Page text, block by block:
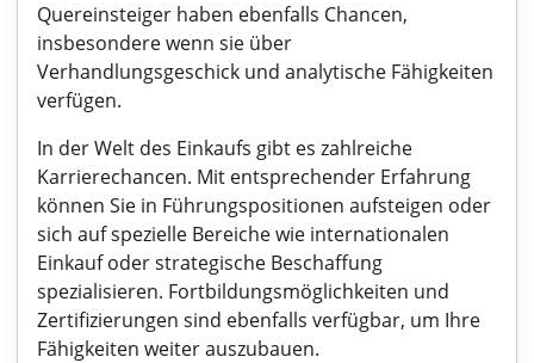
Quereinsteiger haben ebenfalls Chancen,
insbesondere wenn sie über
Verhandlungsgeschick und analytische Fähigkeiten
verfügen.
In der Welt des Einkaufs gibt es zahlreiche
Karrierechancen. Mit entsprechender Erfahrung
können Sie in Führungspositionen aufsteigen oder
sich auf spezielle Bereiche wie internationalen
Einkauf oder strategische Beschaffung
spezialisieren. Fortbildungsmöglichkeiten und
Zertifizierungen sind ebenfalls verfügbar, um Ihre
Fähigkeiten weiter auszubauen.